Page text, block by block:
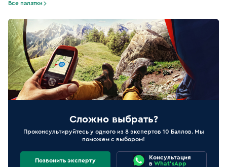
Все палатки
Сложно выбрать?
Проконсультируйтесь у одного из 8 экспертов 10 Баллов. Мы
поможем с выбором!
Позвонить эксперту
Консультация
в What'sApp